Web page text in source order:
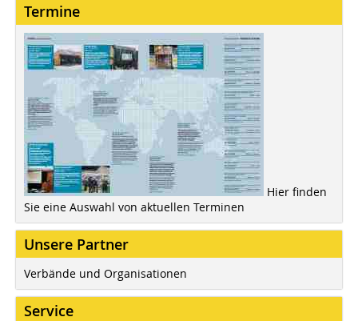
Termine
Hier finden
Sie eine Auswahl von aktuellen Terminen
Unsere Partner
Verbände und Organisationen
Service